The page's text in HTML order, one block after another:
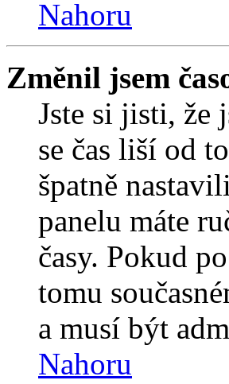
Nahoru
Změnil jsem
Jste si jisti, že
se čas liší od
špatně
panelu máte
časy. Pokud
tomu
a musí být
Nahoru